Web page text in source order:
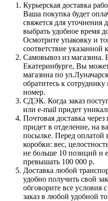
Курьерская доставка
Ваша покупка будет
свяжется для уточнения
выбрать удобное время
Осмотрите упаковку и
соответствие указанной
Самовывоз из магазина.
Екатеринбурге, Вы
магазина по
обратитесь к
номер.
СДЭК. Когда заказ
или e-mail придет
Почтовая доставка
придет в отделение, на
посылке. Перед оплатой
коробки: вес,
не больше 10 позиций и
превышать 100 000 р.
Доставка любой
удобно получить свой
обговорите все условия
заказ в любой удобной